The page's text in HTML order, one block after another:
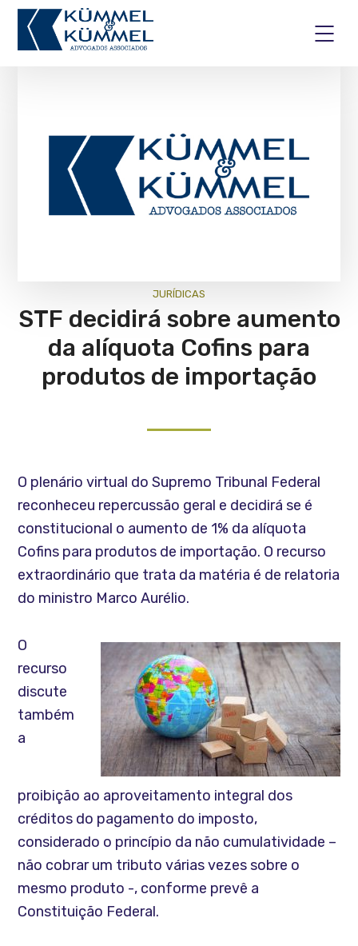
JURÍ­DICAS
STF decidirá sobre aumento
da alíquota Cofins para
produtos de importação
O plenário virtual do Supremo Tribunal Federal
reconheceu repercussão geral e decidirá se é
constitucional o aumento de 1% da alíquota
Cofins para produtos de importação. O recurso
extraordinário que trata da matéria é de relatoria
do ministro Marco Aurélio.
O
recurso
discute
também
a
proibição ao aproveitamento integral dos
créditos do pagamento do imposto,
considerado o princípio da não cumulatividade –
não cobrar um tributo várias vezes sobre o
mesmo produto -, conforme prevê a
Constituição Federal.